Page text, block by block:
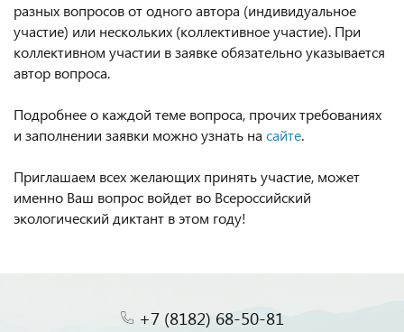
разных вопросов от одного автора (индивидуальное
участие) или нескольких (коллективное участие). При
коллективном участии в заявке обязательно указывается
автор вопроса.
Подробнее о каждой теме вопроса, прочих требованиях
и заполнении заявки можно узнать на сайте.
Приглашаем всех желающих принять участие, может
именно Ваш вопрос войдет во Всероссийский
экологический диктант в этом году!
+7 (8182) 68-50-81